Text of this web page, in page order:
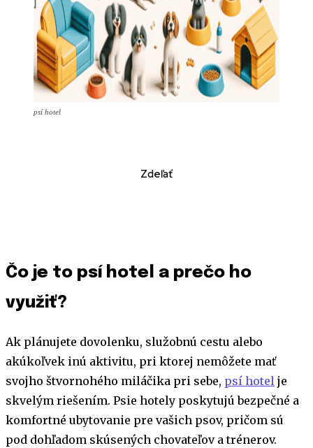
psí hotel
Zdeľať
Čo je to psí hotel a prečo ho
využiť?
Ak plánujete dovolenku, služobnú cestu alebo
akúkoľvek inú aktivitu, pri ktorej nemôžete mať
svojho štvornohého miláčika pri sebe, psí hotel je
skvelým riešením. Psie hotely poskytujú bezpečné a
komfortné ubytovanie pre vašich psov, pričom sú
pod dohľadom skúsených chovateľov a trénerov.